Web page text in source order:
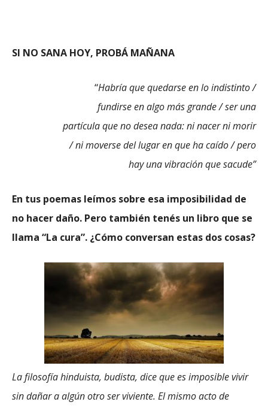
SI NO SANA HOY, PROBÁ MAÑANA
“Habría que quedarse en lo indistinto /
fundirse en algo más grande / ser una
partícula que no desea nada: ni nacer ni morir
/ ni moverse del lugar en que ha caído / pero
hay una vibración que sacude”
En tus poemas leímos sobre esa imposibilidad de
no hacer daño. Pero también tenés un libro que se
llama “La cura”. ¿Cómo conversan estas dos cosas?
La filosofía hinduista, budista, dice que es imposible vivir
sin dañar a algún otro ser viviente. El mismo acto de